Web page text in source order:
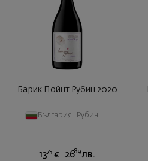
Барик Пойнт Рубин 2020
България Рубин
1375 € 2689 лв.